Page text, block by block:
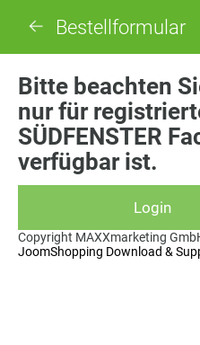
Bestellformular
Bitte beachten
nur für
SÜDFENSTER
verfügbar ist.
Copyright MAXXmarketing
JoomShopping Download &